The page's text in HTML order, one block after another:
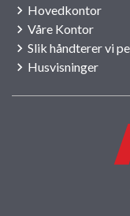
Hovedkontor
Våre Kontor
Slik håndterer vi
Husvisninger